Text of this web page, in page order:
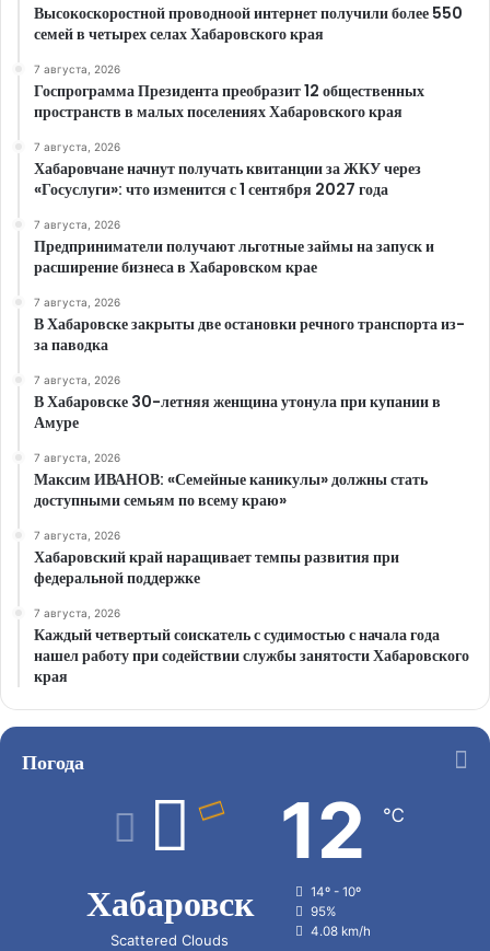
Высокоскоростной проводноой интернет получили более 550
семей в четырех селах Хабаровского края
7 августа, 2026
Госпрограмма Президента преобразит 12 общественных
пространств в малых поселениях Хабаровского края
7 августа, 2026
Хабаровчане начнут получать квитанции за ЖКУ через
«Госуслуги»: что изменится с 1 сентября 2027 года
7 августа, 2026
Предприниматели получают льготные займы на запуск и
расширение бизнеса в Хабаровском крае
7 августа, 2026
В Хабаровске закрыты две остановки речного транспорта из-
за паводка
7 августа, 2026
В Хабаровске 30-летняя женщина утонула при купании в
Амуре
7 августа, 2026
Максим ИВАНОВ: «Семейные каникулы» должны стать
доступными семьям по всему краю»
7 августа, 2026
Хабаровский край наращивает темпы развития при
федеральной поддержке
7 августа, 2026
Каждый четвертый соискатель с судимостью с начала года
нашел работу при содействии службы занятости Хабаровского
края
Погода
Хабаровск
Scattered Clouds
12 ℃
14º - 10º
95%
4.08 km/h